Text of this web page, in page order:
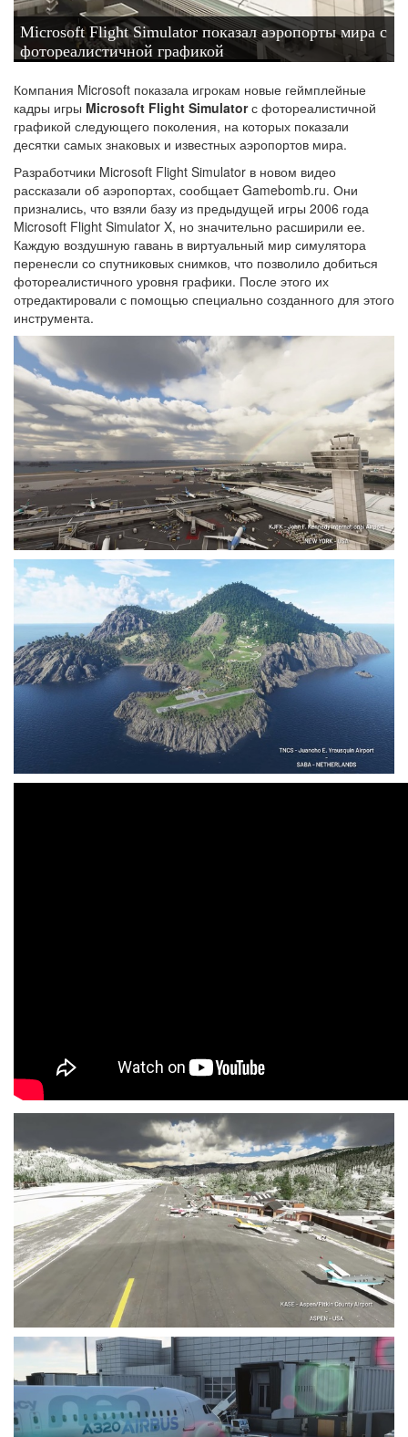
Microsoft Flight Simulator показал аэропорты мира с
фотореалистичной графикой
Компания Microsoft показала игрокам новые геймплейные
кадры игры Microsoft Flight Simulatorс фотореалистичной
графикой следующего поколения, на которых показали
десятки самых знаковых и известных аэропортов мира.
Разработчики Microsoft Flight Simulator в новом видео
рассказали об аэропортах, сообщает Gamebomb.ru. Они
признались, что взяли базу из предыдущей игры 2006 года
Microsoft Flight Simulator X, но значительно расширили ее.
Каждую воздушную гавань в виртуальный мир симулятора
перенесли со спутниковых снимков, что позволило добиться
фотореалистичного уровня графики. После этого их
отредактировали с помощью специально созданного для этого
инструмента.